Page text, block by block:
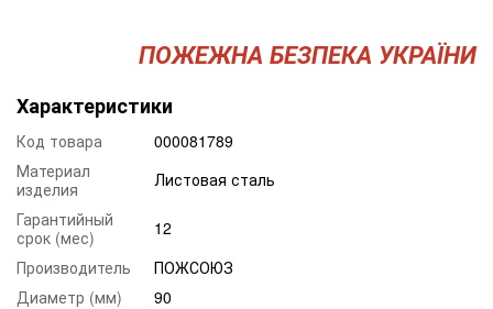
ПОЖЕЖНА БЕЗПЕКА УКРАЇНИ
Характеристики
Код товара
000081789
Материал
изделия
Листовая сталь
Гарантийный
срок (мес)
12
Производитель
ПОЖСОЮЗ
Диаметр (мм)
90